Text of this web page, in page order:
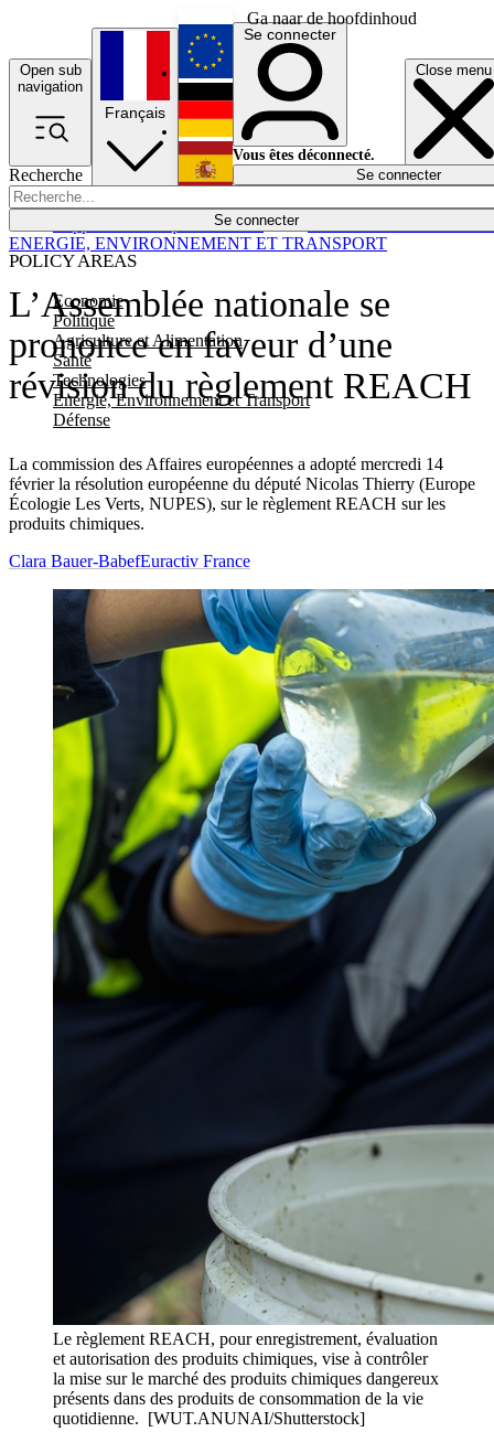
Ga naar de hoofdinhoud
Open sub
navigation
Close menu
Recherche
Se connecter
POLICY AREAS
Economie
Politique
Agriculture et Alimentation
Santé
Technologies
Energie, Environnement et Transport
Défense
Économie
Français
English
Deutsch
Español
Se connecter
Vous êtes déconnecté.
Se connecter
L’Assemblée nationale se
prononce en faveur d’une
révision du règlement REACH
La commission des Affaires européennes a adopté mercredi 14
février la résolution européenne du député Nicolas Thierry (Europe
Écologie Les Verts, NUPES), sur le règlement REACH sur les
produits chimiques.
ENERGIE, ENVIRONNEMENT ET TRANSPORT
Clara Bauer-BabefEuractiv France
Le règlement REACH, pour enregistrement, évaluation
et autorisation des produits chimiques, vise à contrôler
la mise sur le marché des produits chimiques dangereux
présents dans des produits de consommation de la vie
quotidienne. [WUT.ANUNAI/Shutterstock]